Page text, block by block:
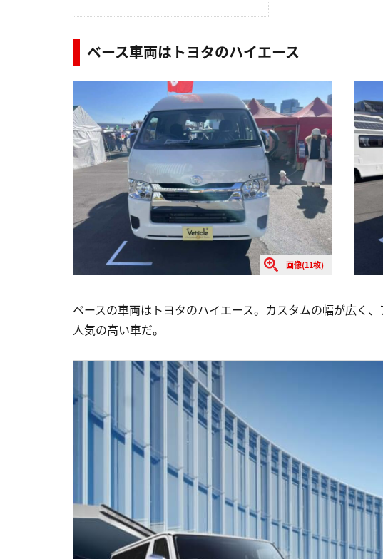
ベース車両はトヨタのハイエース
画像(11枚)
ベースの車両はトヨタのハイエース。カスタムの幅が広く
人気の高い車だ。